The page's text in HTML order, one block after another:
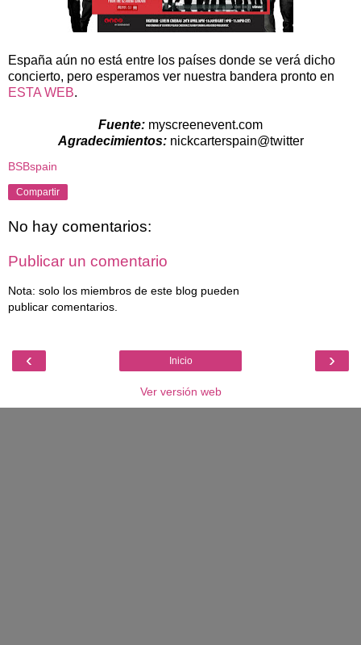
España aún no está entre los países donde se verá dicho
concierto, pero esperamos ver nuestra bandera pronto en
ESTA WEB.
Fuente: myscreenevent.com
Agradecimientos: nickcarterspain@twitter
BSBspain
Compartir
No hay comentarios:
Publicar un comentario
Nota: solo los miembros de este blog pueden
publicar comentarios.
‹ ›
Inicio
Ver versión web